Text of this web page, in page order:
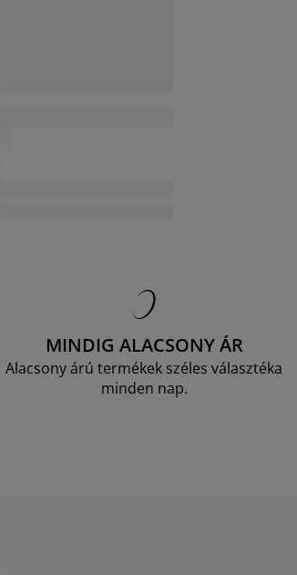
MINDIG ALACSONY ÁR
Alacsony árú termékek széles választéka
minden nap.